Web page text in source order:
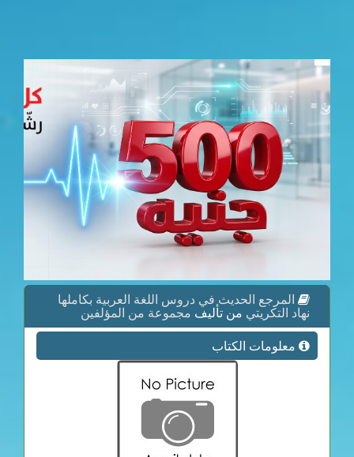
المرجع الحديث في دروس اللغة العربية بكاملها
نهاد التكريتي من تأليف مجموعة من المؤلفين
معلومات الكتاب